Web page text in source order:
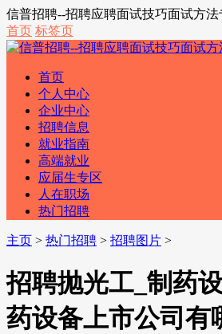
信普招聘--招聘应聘面试技巧面试方
首页 标签页
首页
个人中心
企业中心
招聘信息
就业指南
高端就业
应届生专区
人在职场
热门招聘
主页 > 热门招聘 > 招聘图片 >
招聘抛光工_制药
药设备上市公司有